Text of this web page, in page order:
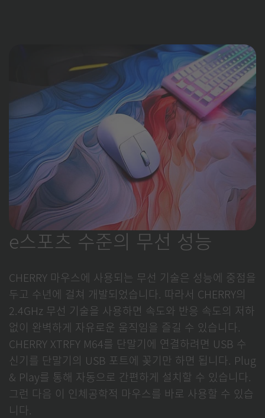
e스포츠 수준의 무선 성능
CHERRY 마우스에 사용되는 무선 기술은 성능에 중점을
두고 수년에 걸쳐 개발되었습니다. 따라서 CHERRY의
2.4GHz 무선 기술을 사용하면 속도와 반응 속도의 저하
없이 완벽하게 자유로운 움직임을 즐길 수 있습니다.
CHERRY XTRFY M64를 단말기에 연결하려면 USB 수
신기를 단말기의 USB 포트에 꽂기만 하면 됩니다. Plug
& Play를 통해 자동으로 간편하게 설치할 수 있습니다.
그런 다음 이 인체공학적 마우스를 바로 사용할 수 있습
니다.